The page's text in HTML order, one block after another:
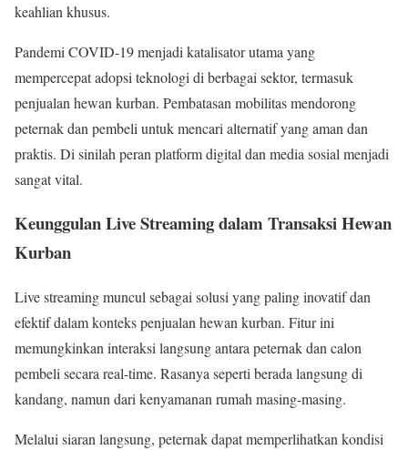
keahlian khusus.
Pandemi COVID-19 menjadi katalisator utama yang
mempercepat adopsi teknologi di berbagai sektor, termasuk
penjualan hewan kurban. Pembatasan mobilitas mendorong
peternak dan pembeli untuk mencari alternatif yang aman dan
praktis. Di sinilah peran platform digital dan media sosial menjadi
sangat vital.
Keunggulan Live Streaming dalam Transaksi Hewan
Kurban
Live streaming muncul sebagai solusi yang paling inovatif dan
efektif dalam konteks penjualan hewan kurban. Fitur ini
memungkinkan interaksi langsung antara peternak dan calon
pembeli secara real-time. Rasanya seperti berada langsung di
kandang, namun dari kenyamanan rumah masing-masing.
Melalui siaran langsung, peternak dapat memperlihatkan kondisi